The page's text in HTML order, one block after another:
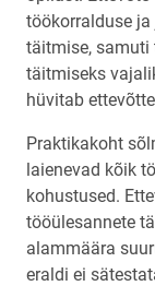
töökorralduse
täitmise, samuti
täitmiseks
hüvitab
Praktikakoht
laienevad kõik
kohustused.
tööülesannete
alammäära
eraldi ei